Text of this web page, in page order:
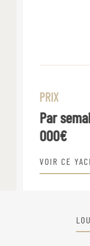
PRIX
Par
000€
VOIR CE